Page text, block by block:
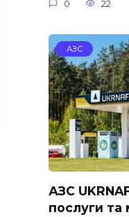
0 22
АЗС
АЗС
послуги та